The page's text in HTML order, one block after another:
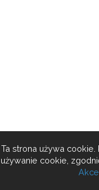
Ta strona używa
używanie cookie,